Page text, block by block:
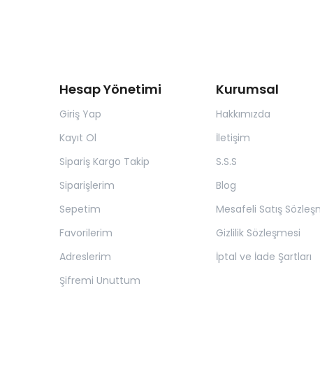
Hesap Yönetimi
Giriş Yap
Kayıt Ol
Sipariş Kargo Takip
Siparişlerim
Sepetim
Favorilerim
Adreslerim
Şifremi Unuttum
Kurumsal
Hakkımızda
İletişim
S.S.S
Blog
Mesafeli Satış
Gizlilik Sözleşmesi
İptal ve İade Şartları